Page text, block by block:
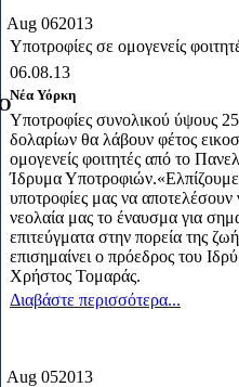
Aug 062013
Υποτροφίες σε ομογενείς
06.08.13
Νέα Υόρκη
Υποτροφίες συνολικού ύψους
δολαρίων θα λάβουν φέτος
ομογενείς φοιτητές από το
Ίδρυμα Υποτροφιών.«Ελπίζουμε
υποτροφίες μας να αποτελέσουν
νεολαία μας το έναυσμα για
επιτεύγματα στην πορεία της
επισημαίνει ο πρόεδρος του
Χρήστος Τομαράς.
Διαβάστε περισσότερα...
Aug 052013